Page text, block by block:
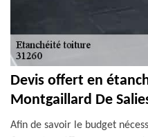
Devis offert en
Montgaillard De
Afin de savoir le budget